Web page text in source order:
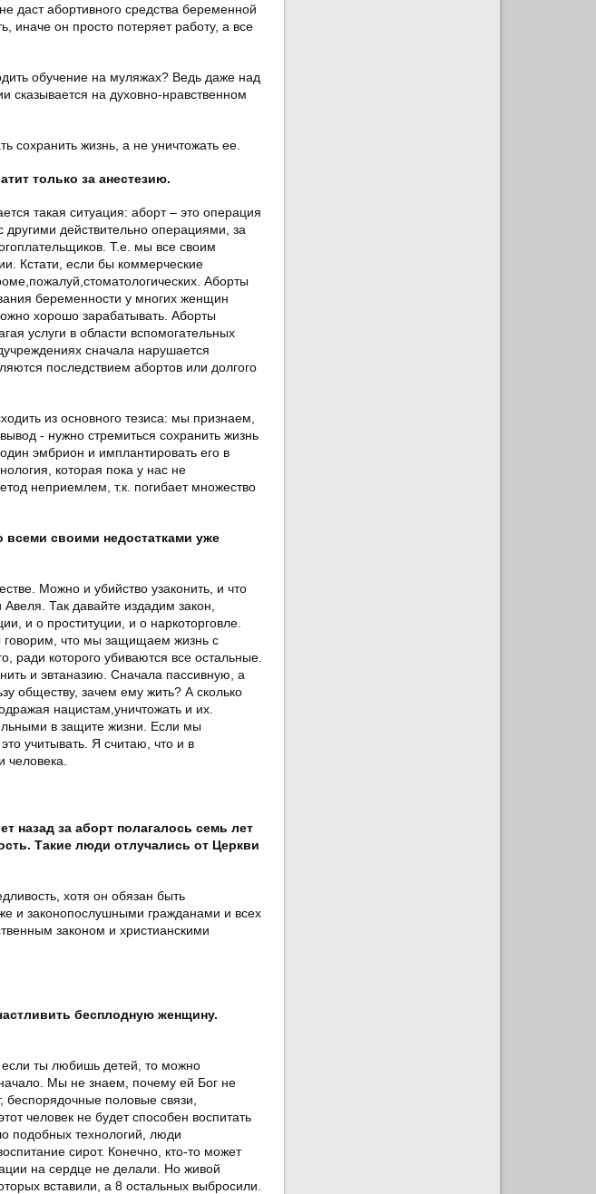
даст абортивного средства беременной
иначе он просто потеряет работу, а все
обучение на муляжах? Ведь даже над
сказывается на духовно-нравственном
жизнь, а не уничтожать ее.
только за анестезию.
такая ситуация: аборт – это операция
действительно операциями, за
Т.е. мы все своим
Кстати, если бы коммерческие
Аборты
беременности у многих женщин
хорошо зарабатывать. Аборты
услуги в области вспомогательных
сначала нарушается
последствием абортов или долгого
из основного тезиса: мы признаем,
- нужно стремиться сохранить жизнь
эмбрион и имплантировать его в
которая пока у нас не
неприемлем, т.к. погибает множество
всеми своими недостатками уже
Можно и убийство узаконить, и что
Так давайте издадим закон,
и о проституции, и о наркоторговле.
говорим, что мы защищаем жизнь с
ради которого убиваются все остальные.
и эвтаназию. Сначала пассивную, а
обществу, зачем ему жить? А сколько
нацистам,уничтожать и их.
в защите жизни. Если мы
учитывать. Я считаю, что и в
человека.
назад за аборт полагалось семь лет
Такие люди отлучались от Церкви
хотя он обязан быть
и законопослушными гражданами и всех
законом и христианскими
бесплодную женщину.
ты любишь детей, то можно
начало. Мы не знаем, почему ей Бог не
беспорядочные половые связи,
человек не будет способен воспитать
подобных технологий, люди
сирот. Конечно, кто-то может
на сердце не делали. Но живой
вставили, а 8 остальных выбросили.